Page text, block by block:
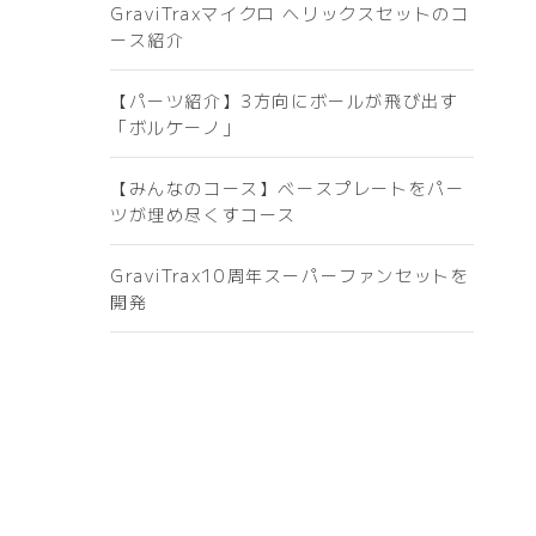
GraviTraxマイクロ ヘリックスセットのコ
ース紹介
【パーツ紹介】3方向にボールが飛び出す
「ボルケーノ」
【みんなのコース】ベースプレートをパー
ツが埋め尽くすコース
GraviTrax10周年スーパーファンセットを
開発